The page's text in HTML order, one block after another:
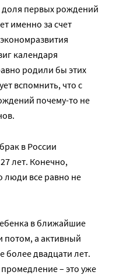
доля первых рождений
именно за счет
календаря
родили бы этих
вспомнить, что с
почему-то не
в России
лет. Конечно,
люди все равно не
в ближайшие
потом, а активный
более двадцати лет.
– это уже